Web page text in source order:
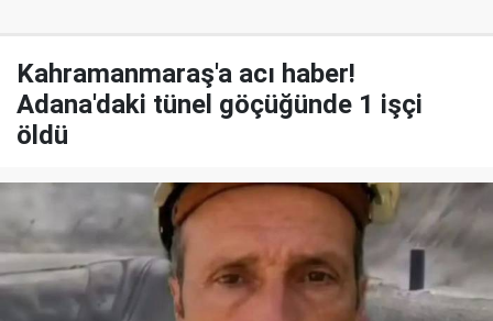
Kahramanmaraş'a acı haber!
Adana'daki tünel göçüğünde 1 işçi
öldü